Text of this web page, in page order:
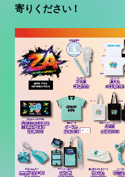
寄りください！